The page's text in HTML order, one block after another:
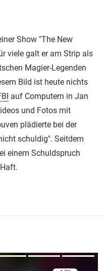
Show "The New
viele galt er am Strip als
Magier-Legenden
Bild ist heute nichts
auf Computern in Jan
und Fotos mit
plädierte bei der
schuldig". Seitdem
einem Schuldspruch